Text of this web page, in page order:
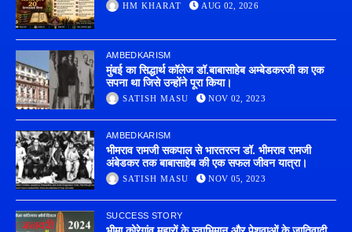
HM KHARAT AUG 02, 2026
AMBEDKARISM
मुंबई का सिद्धार्थ कॉलेज डॉ.बाबासाहेब अम्बेडकरजी का एक
सपना था जिसे उन्होंने पूरा किया।
SATISH MASU NOV 02, 2023
AMBEDKARISM
भीमराव रामजी सकपाल से भारतरत्न डॉ. भीमराव रामजी
अंबेडकर तक बाबासाहेब की एक सफल जीवन यात्रा।
SATISH MASU NOV 05, 2023
SUCCESS STORY